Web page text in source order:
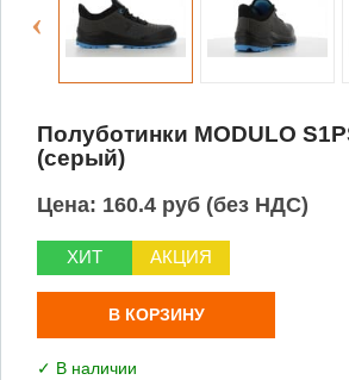
Полуботинки MODULO
(серый)
Цена: 160.4 руб (без НДС)
ХИТ АКЦИЯ
В КОРЗИНУ
✓ В наличии